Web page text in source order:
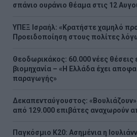
σπάνιο ουράνιο θέαμα στις 12
ΥΠΕΞ Ισραήλ: «Κρατήστε χαμηλό
Προειδοποίηση στους πολίτες
Θεοδωρικάκος: 60.000 νέες θέσεις
βιομηχανία – «Η Ελλάδα έχει
παραγωγής»
Δεκαπενταύγουστος:
από 129.000 επιβάτες αναχωρούν
Παγκόσμιο Κ20: Ασημένια η